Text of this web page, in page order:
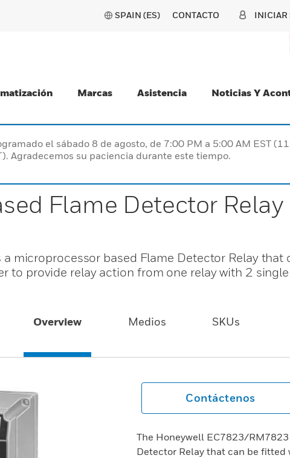
SPAIN (ES) CONTACTO INICIAR
Marcas Asistencia Noticias Y
el sábado 8 de agosto, de 7:00 PM a 5:00 AM EST
Agradecemos su paciencia durante este tiempo.
Flame Detector Relay
microprocessor based Flame Detector Relay that
to provide relay action from one relay with 2 single
Overview Medios SKUs
Contáctenos
The Honeywell EC7823/
Detector Relay that can be